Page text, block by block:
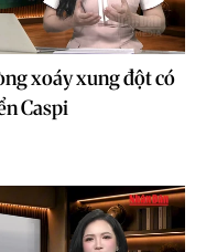
xoáy xung đột có
Caspi